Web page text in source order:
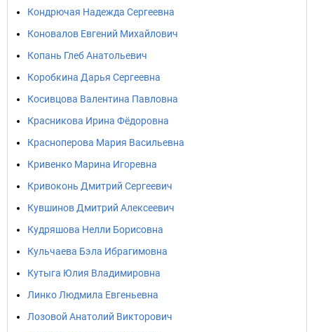
Кондрючая Надежда Сергеевна
Коновалов Евгений Михайлович
Копань Глеб Анатольевич
Коробкина Дарья Сергеевна
Косивцова Валентина Павловна
Красникова Ирина Фёдоровна
Красноперова Мария Васильевна
Кривенко Марина Игоревна
Кривоконь Дмитрий Сергеевич
Кувшинов Дмитрий Алексеевич
Кудряшова Нелли Борисовна
Кульчаева Бэла Ибрагимовна
Кутыга Юлия Владимировна
Линко Людмила Евгеньевна
Лозовой Анатолий Викторович